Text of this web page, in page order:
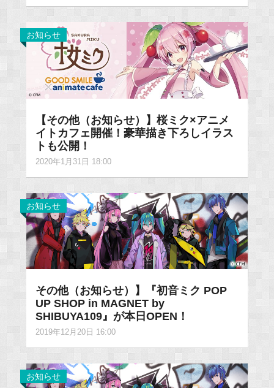
お知らせ
【その他（お知らせ）】桜ミク×アニメ
イトカフェ開催！豪華描き下ろしイラス
トも公開！
2020年1月31日 18:00
お知らせ
その他（お知らせ）】『初音ミク POP
UP SHOP in MAGNET by
SHIBUYA109』が本日OPEN！
2019年12月20日 16:00
お知らせ